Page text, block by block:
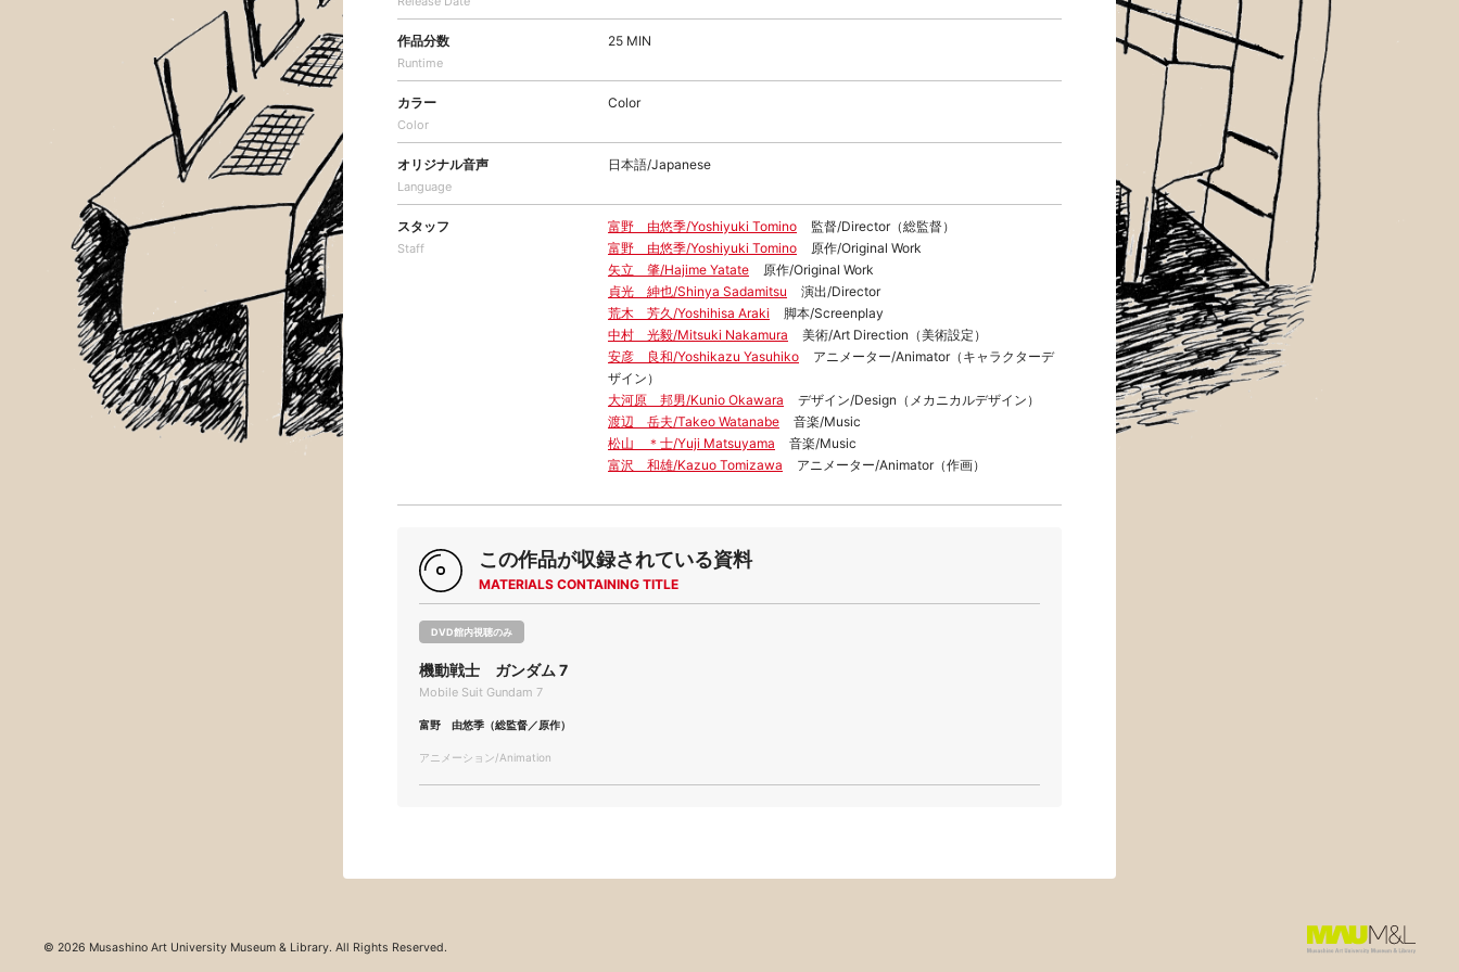
作品分数
Runtime
25 MIN
カラー
Color
Color
オリジナル音声
Language
日本語/Japanese
スタッフ
Staff
富野 由悠季/Yoshiyuki Tomino
監督/Director（総監督）
富野 由悠季/Yoshiyuki Tomino
原作/Original Work
矢立 肇/Hajime Yatate
原作/Original Work
貞光 紳也/Shinya Sadamitsu
演出/Director
荒木 芳久/Yoshihisa Araki
脚本/Screenplay
中村 光毅/Mitsuki Nakamura
美術/Art Direction（美術設定）
安彦 良和/Yoshikazu Yasuhiko
アニメーター/Animator（キャラクターデ
ザイン）
大河原 邦男/Kunio Okawara
デザイン/Design（メカニカルデザイン）
渡辺 岳夫/Takeo Watanabe
音楽/Music
松山 ＊士/Yuji Matsuyama
音楽/Music
富沢 和雄/Kazuo Tomizawa
アニメーター/Animator（作画）
この作品が収録されている資料
MATERIALS CONTAINING TITLE
DVD館内視聴のみ
機動戦士 ガンダム 7
Mobile Suit Gundam 7
富野 由悠季（総監督／原作）
アニメーション/Animation
© 2026 Musashino Art University Museum & Library. All Rights Reserved.